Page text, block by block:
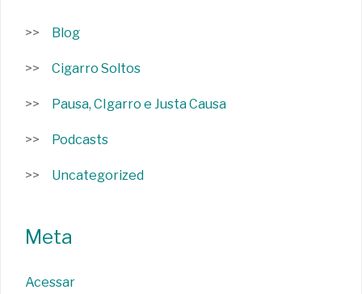
Blog
Cigarro Soltos
Pausa, CIgarro e Justa Causa
Podcasts
Uncategorized
Meta
Acessar